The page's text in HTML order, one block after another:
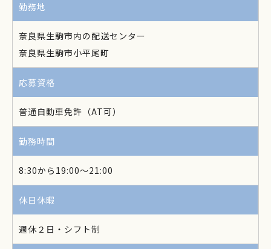
勤務地
奈良県生駒市内の配送センター
奈良県生駒市小平尾町
応募資格
普通自動車免許（AT可）
勤務時間
8:30から19:00～21:00
休日休暇
週休２日・シフト制